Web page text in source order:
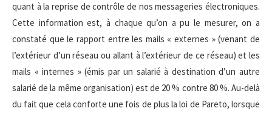
quant à la reprise de contrôle de nos messageries électroniques.
Cette information est, à chaque qu’on a pu le mesurer, on a
constaté que le rapport entre les mails « externes » (venant de
l’extérieur d’un réseau ou allant à l’extérieur de ce réseau) et les
mails « internes » (émis par un salarié à destination d’un autre
salarié de la même organisation) est de 20 % contre 80 %. Au-delà
du fait que cela conforte une fois de plus la loi de Pareto, lorsque